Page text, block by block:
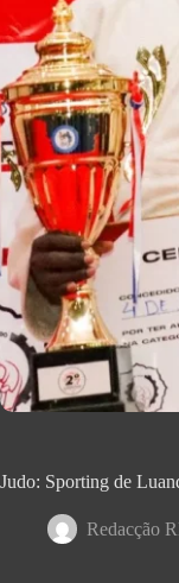
Judo: Sporting de
Redacção